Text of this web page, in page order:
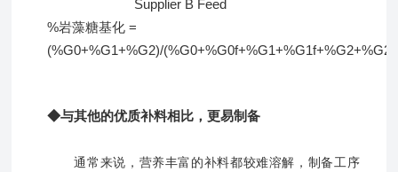
Supplier B Feed
%岩藻糖基化 =
(%G0+%G1+%G2)/
◆与其他的优质补料相比，更易制备
通常来说，营养丰富的补料都较难溶解，制备工序